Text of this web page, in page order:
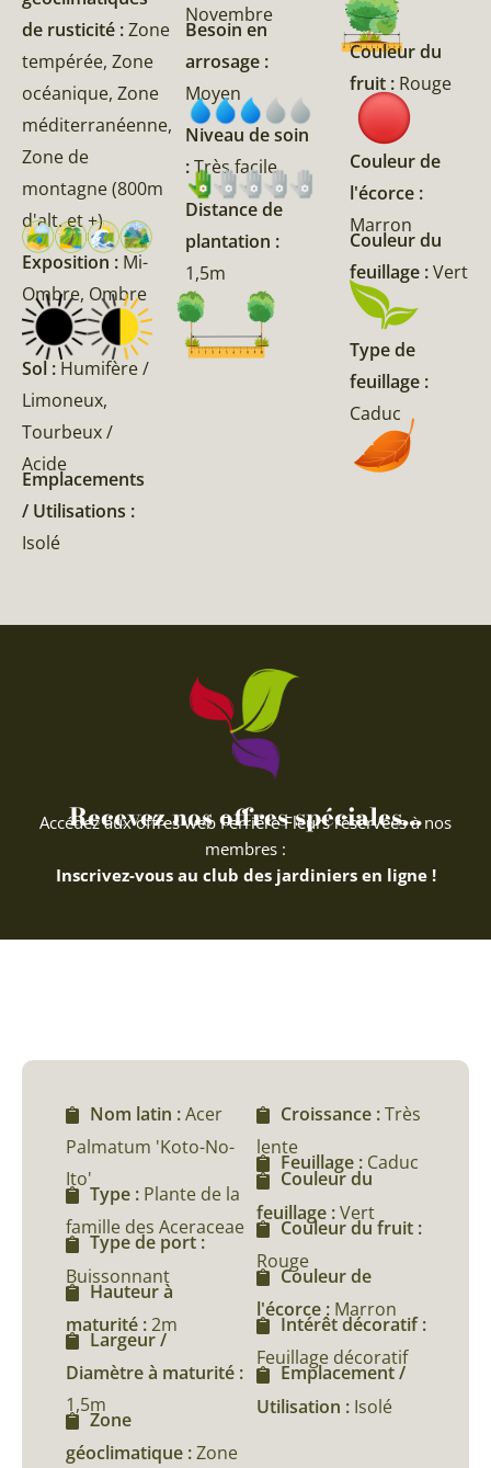
de rusticité :Zone
tempérée, Zone
océanique, Zone
méditerranéenne,
Zone de
montagne (800m
d'alt. et +)
Exposition : Mi-
Ombre, Ombre
Sol : Humifère /
Limoneux,
Tourbeux /
Acide
Emplacements
/ Utilisations :
Isolé
Novembre
Besoin en
arrosage :
Moyen
Niveau de soin
:Très facile
Distance de
plantation :
1,5m
Couleur du
fruit : Rouge
Couleur de
l'écorce :
Marron
Couleur du
feuillage :Vert
Type de
feuillage :
Caduc
Recevez nos offres spéciales...
Accédez aux offres web Ferriere Fleurs réservées à nos
membres :
Inscrivez-vous au club des jardiniers en ligne !
Nom latin :Acer
Palmatum 'Koto-No-
Ito'
Type : Plante de la
famille des Aceraceae
Type de port :
Buissonnant
Hauteur à
maturité :2m
Largeur /
Diamètre à maturité :
1,5m
Zone
géoclimatique :Zone
Croissance :Très
lente
Feuillage : Caduc
Couleur du
feuillage :Vert
Couleur du fruit :
Rouge
Couleur de
l'écorce : Marron
Intérêt décoratif :
Feuillage décoratif
Emplacement /
Utilisation : Isolé